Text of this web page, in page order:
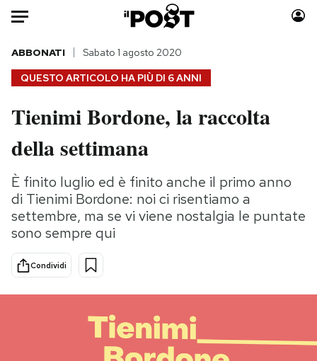
Auto
HOME
Italia
Politica
Tecnologia
Internet
Scienza
Cultura
Economia
Moda
Storie/Idee
Ok Boomer!
Media
QUESTO ARTICOLO HA PIÙ DI 6 ANNI
ABBONATI Sabato 1 agosto 2020
Tienimi Bordone, la raccolta
della settimana
È finito luglio ed è finito anche il primo anno
di Tienimi Bordone: noi ci risentiamo a
settembre, ma se vi viene nostalgia le puntate
sono sempre qui
Condividi